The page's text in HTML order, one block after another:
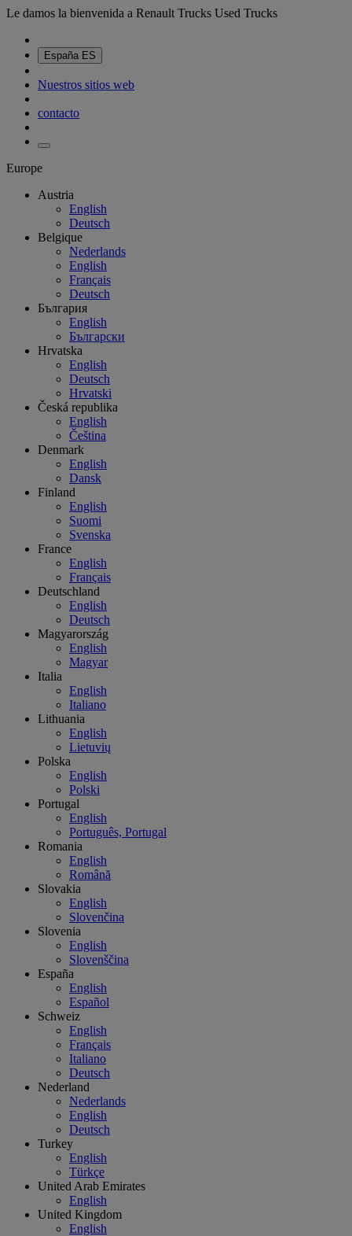
Le damos la bienvenida a Renault Trucks Used Trucks
España ES
Nuestros sitios web
contacto
Europe
Austria
English
Deutsch
Belgique
Nederlands
English
Français
Deutsch
България
English
Български
Hrvatska
English
Deutsch
Hrvatski
Česká republika
English
Čeština
Denmark
English
Dansk
Finland
English
Suomi
Svenska
France
English
Français
Deutschland
English
Deutsch
Magyarország
English
Magyar
Italia
English
Italiano
Lithuania
English
Lietuvių
Polska
English
Polski
Portugal
English
Português, Portugal
Romania
English
Română
Slovakia
English
Slovenčina
Slovenia
English
Slovenščina
España
English
Español
Schweiz
English
Français
Italiano
Deutsch
Nederland
Nederlands
English
Deutsch
Turkey
English
Türkçe
United Arab Emirates
English
United Kingdom
English